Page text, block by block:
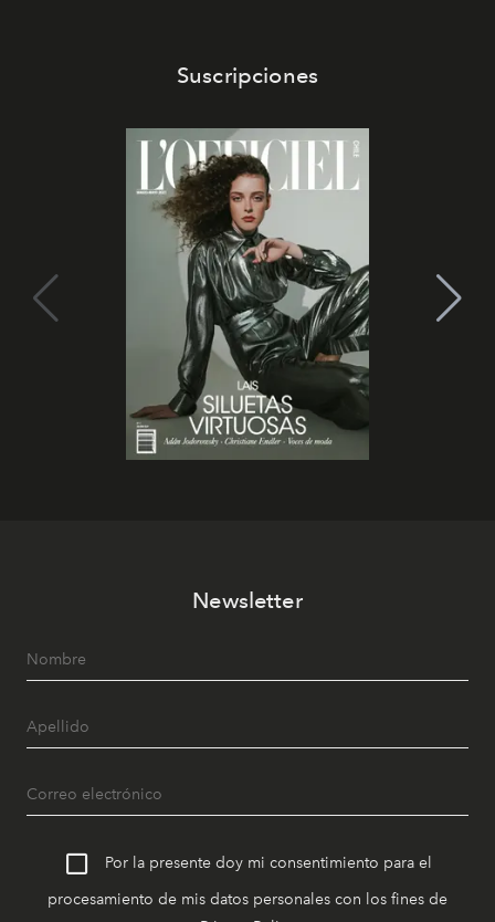
Suscripciones
Newsletter
Por la presente doy mi consentimiento para el
procesamiento de mis datos personales con los fines de